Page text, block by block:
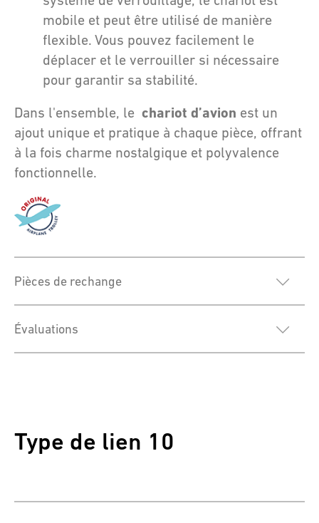
mobile et peut être utilisé de manière
flexible. Vous pouvez facilement le
déplacer et le verrouiller si nécessaire
pour garantir sa stabilité.
Dans l'ensemble, le chariot d’avion est un
ajout unique et pratique à chaque pièce, offrant
à la fois charme nostalgique et polyvalence
fonctionnelle.
Pièces de rechange
Évaluations
Type de lien 10